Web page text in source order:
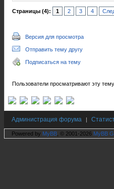
Страницы (4): 1 2 3 4
Версия для просмотра
Отправить тему другу
Подписаться на тему
Пользователи просматривают эту
Администрация форума |
Powered by MyBB , © 2001-2026 MyBB